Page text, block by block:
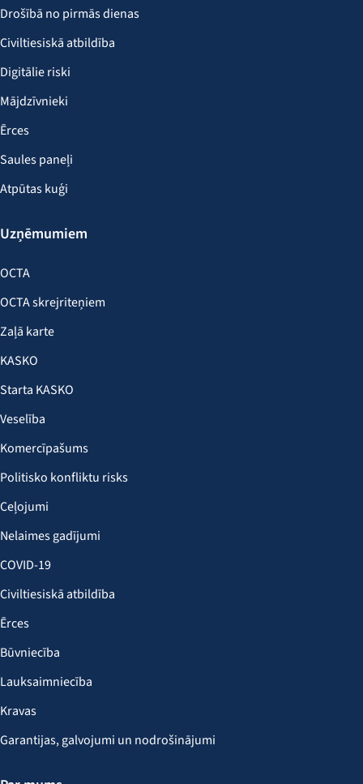
Drošībā no pirmās dienas
Civiltiesiskā atbildība
Digitālie riski
Mājdzīvnieki
Ērces
Saules paneļi
Atpūtas kuģi
Uzņēmumiem
OCTA
OCTA skrejriteņiem
Zaļā karte
KASKO
Starta KASKO
Veselība
Komercīpašums
Politisko konfliktu risks
Ceļojumi
Nelaimes gadījumi
COVID-19
Civiltiesiskā atbildība
Ērces
Būvniecība
Lauksaimniecība
Kravas
Garantijas, galvojumi un nodrošinājumi